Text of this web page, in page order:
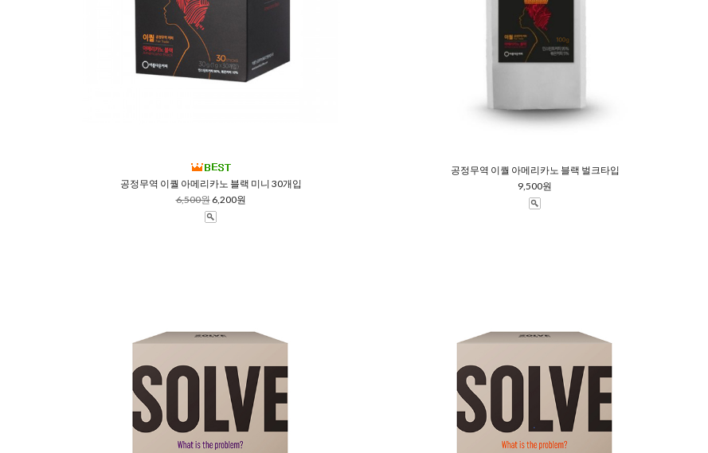
공정무역 이퀄 아메리카노 블랙 미니 30개입
6,500원 6,200원
공정무역 이퀄 아메리카노 블랙 벌크타입
9,500원